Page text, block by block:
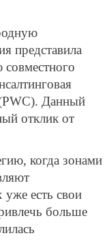
представила
совместного
Данный
отклик от
когда зонами
есть свои
больше